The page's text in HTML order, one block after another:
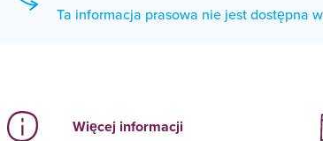
Ta informacja prasowa nie jest dostępna
Więcej informacji